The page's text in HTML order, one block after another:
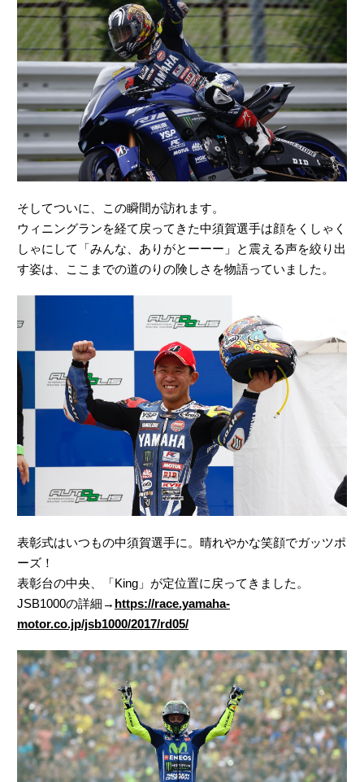
そしてついに、この瞬間が訪れます。
ウィニングランを経て戻ってきた中須賀選手は顔をくしゃく
しゃにして「みんな、ありがとーーー」と震える声を絞り出
す姿は、ここまでの道のりの険しさを物語っていました。
表彰式はいつもの中須賀選手に。晴れやかな笑顔でガッツポ
ーズ！
表彰台の中央、「King」が定位置に戻ってきました。
JSB1000の詳細→ https://race.yamaha-
motor.co.jp/jsb1000/2017/rd05/